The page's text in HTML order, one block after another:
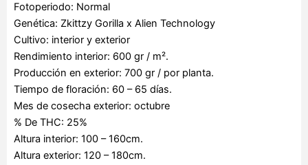
Fotoperiodo: Normal
Genética: Zkittzy Gorilla x Alien Technology
Cultivo: interior y exterior
Rendimiento interior: 600 gr / m².
Producción en exterior: 700 gr / por planta.
Tiempo de floración: 60 – 65 días.
Mes de cosecha exterior: octubre
% De THC: 25%
Altura interior: 100 – 160cm.
Altura exterior: 120 – 180cm.